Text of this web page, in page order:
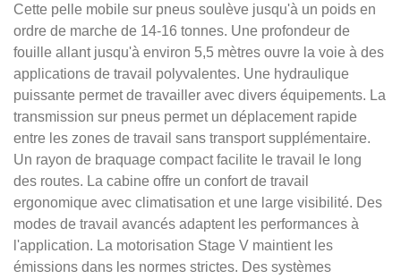
Cette pelle mobile sur pneus soulève jusqu'à un poids en
ordre de marche de 14-16 tonnes. Une profondeur de
fouille allant jusqu'à environ 5,5 mètres ouvre la voie à des
applications de travail polyvalentes. Une hydraulique
puissante permet de travailler avec divers équipements. La
transmission sur pneus permet un déplacement rapide
entre les zones de travail sans transport supplémentaire.
Un rayon de braquage compact facilite le travail le long
des routes. La cabine offre un confort de travail
ergonomique avec climatisation et une large visibilité. Des
modes de travail avancés adaptent les performances à
l'application. La motorisation Stage V maintient les
émissions dans les normes strictes. Des systèmes